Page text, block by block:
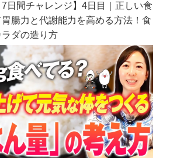
7日間チャレンジ】4日目｜正しい食
腸力と代謝能力を高める方法！食
ダの造り方